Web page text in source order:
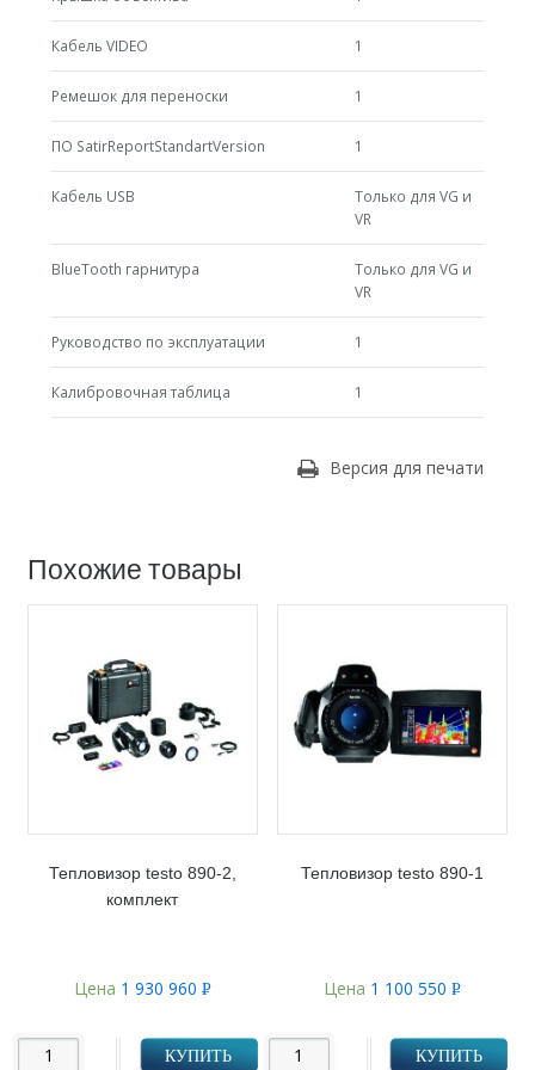
Кабель VIDEO 1
Ремешок для переноски 1
ПО SatirReportStandartVersion 1
Кабель USB
Только для VG и
VR
BlueTooth гарнитура
Только для VG и
VR
Руководство по эксплуатации 1
Калибровочная таблица 1
Версия для печати
Похожие товары
Тепловизор testo 890-2,
комплект
Цена 1 930 960 Р
КУПИТЬ
Тепловизор testo 890-1
Цена 1 100 550Р
КУПИТЬ